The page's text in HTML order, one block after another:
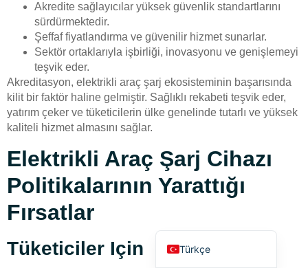
Akredite sağlayıcılar yüksek güvenlik standartlarını
sürdürmektedir.
Şeffaf fiyatlandırma ve güvenilir hizmet sunarlar.
Sektör ortaklarıyla işbirliği, inovasyonu ve genişlemeyi
teşvik eder.
Akreditasyon, elektrikli araç şarj ekosisteminin başarısında
kilit bir faktör haline gelmiştir. Sağlıklı rekabeti teşvik eder,
yatırım çeker ve tüketicilerin ülke genelinde tutarlı ve yüksek
kaliteli hizmet almasını sağlar.
Elektrikli Araç Şarj Cihazı
Politikalarının Yarattığı
Fırsatlar
Tüketiciler Için Türkçe
Português
Русский
العربية
Bahasa Indonesia